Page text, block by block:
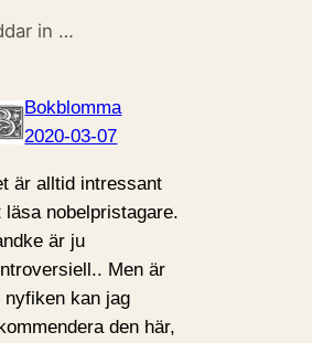
in …
Bokblomma
2020-03-07
är alltid intressant
läsa nobelpristagare.
är ju
Men är
nyfiken kan jag
den här,